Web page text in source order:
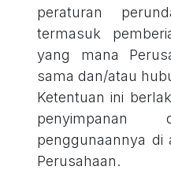
peraturan
termasuk
yang mana
sama dan/atau
Ketentuan ini
penggunaannya di
Perusahaan.